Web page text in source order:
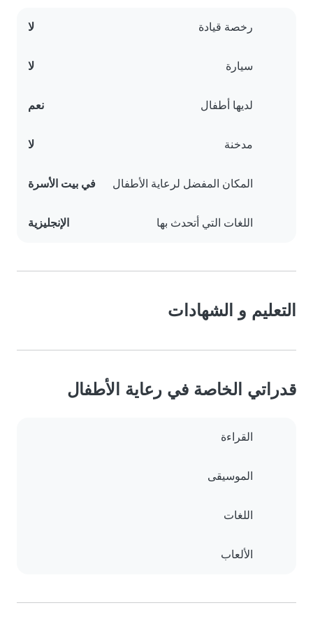
رخصة قيادة لا
سيارة لا
لديها أطفال نعم
مدخنة لا
المكان المفضل لرعاية الأطفال في بيت الأسرة
اللغات التي أتحدث بها الإنجليزية
التعليم و الشهادات
قدراتي الخاصة في رعاية الأطفال
القراءة
الموسيقى
اللغات
الألعاب